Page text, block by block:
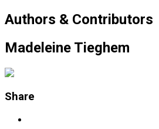
Authors & Contributors
Madeleine Tieghem
Share